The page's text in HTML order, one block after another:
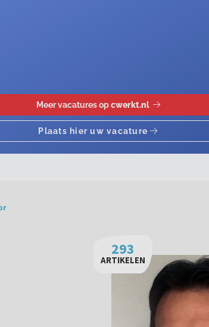
293
ARTIKELEN